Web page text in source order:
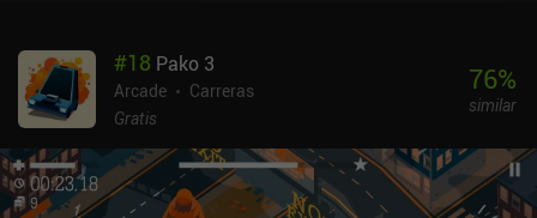
con dibujos, colores, llantas y calcomanías. Sin embargo, todos
los coches tienen exactamente las mismas estadísticas y no hay
forma de mejorarlos, lo que crea una experiencia altamente
League es simplemente divertido, y como alguien a quien le
encantaba Trackmania en PC, esta es una alternativa móvil
#18 Pako 3
Arcade
Carreras
Gratis
76%
similar